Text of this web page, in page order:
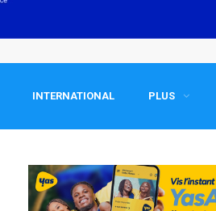
INTERNATIONAL PLUS